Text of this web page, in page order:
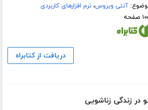
آنتی ویروس،نرم افزارهای کاربردی
دریافت از کتابراه
در زندگی زناشویی